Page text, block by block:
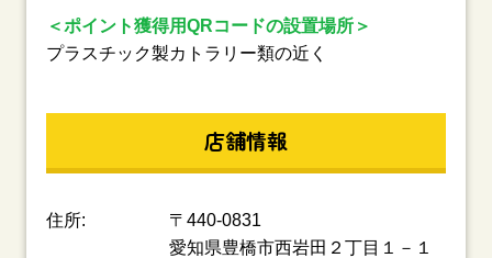
＜ポイント獲得用QRコードの設置場所＞
プラスチック製カトラリー類の近く
店舗情報
住所:
〒440-0831
愛知県豊橋市西岩田２丁目１－１